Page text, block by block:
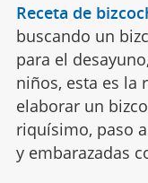
Receta de
buscando un
para el
niños, esta es la
elaborar un
riquísimo, paso
y embarazadas